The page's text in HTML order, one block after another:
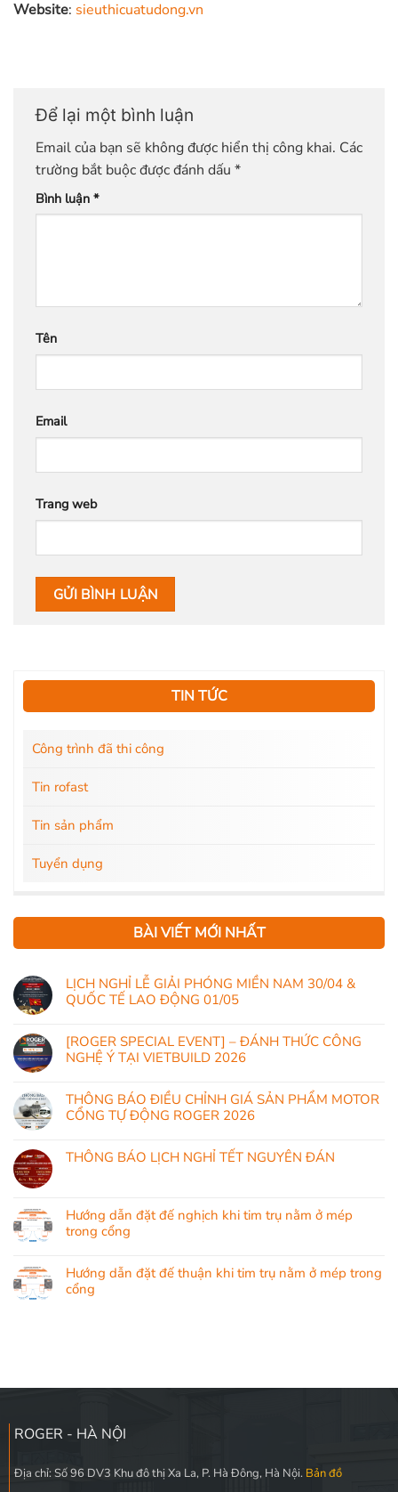
TIN TỨC
Công trình đã thi công
Tin rofast
Tin sản phẩm
Tuyển dụng
BÀI VIẾT MỚI NHẤT
LỊCH NGHỈ LỄ GIẢI PHÓNG MIỀN NAM 30/04 &
QUỐC TẾ LAO ĐỘNG 01/05
[ROGER SPECIAL EVENT] – ĐÁNH THỨC CÔNG
NGHỆ Ý TẠI VIETBUILD 2026
THÔNG BÁO ĐIỀU CHỈNH GIÁ SẢN PHẨM MOTOR
CỔNG TỰ ĐỘNG ROGER 2026
THÔNG BÁO LỊCH NGHỈ TẾT NGUYÊN ĐÁN
Hướng dẫn đặt đế nghịch khi tim trụ nằm ở mép
trong cổng
Hướng dẫn đặt đế thuận khi tim trụ nằm ở mép trong
cổng
Website: sieuthicuatudong.vn
Để lại một bình luận
Email của bạn sẽ không được hiển thị công khai. Các
trường bắt buộc được đánh dấu *
Bình luận *
Tên
Email
Trang web
ROGER - HÀ NỘI
Địa chỉ: Số 96 DV3 Khu đô thị Xa La, P. Hà Đông, Hà Nội. Bản đồ